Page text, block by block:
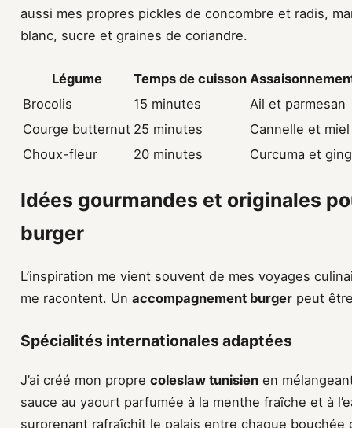
aussi mes propres pickles de concombre et radis,
blanc, sucre et graines de coriandre.
Légume Temps de cuisson
Brocolis
15 minutes
Ail et parmesan
Courge butternut 25 minutes
Cannelle et miel
Choux-fleur
20 minutes Curcuma et
Idées gourmandes et originales
burger
L’inspiration me vient souvent de mes voyages
me racontent. Un accompagnement burger peut
Spécialités internationales adaptées
J’ai créé mon propre coleslaw tunisien en
sauce au yaourt parfumée à la menthe fraîche et à
surprenant rafraîchit le palais entre chaque bouchée